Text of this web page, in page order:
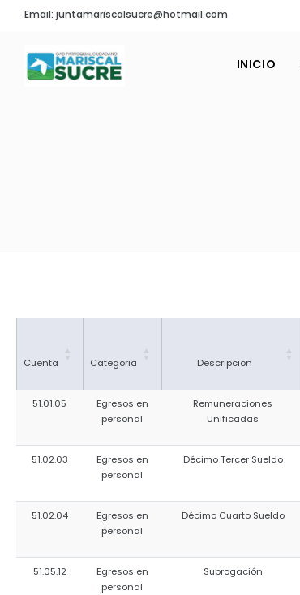
Email: juntamariscalsucre@hotmail.com
INICIO
Cuenta Categoria Descripcion
51.01.05
Egresos en
personal
Remuneraciones
Unificadas
51.02.03
Egresos en
personal
Décimo Tercer Sueldo
51.02.04
Egresos en
personal
Décimo Cuarto Sueldo
51.05.12
Egresos en
personal
Subrogación